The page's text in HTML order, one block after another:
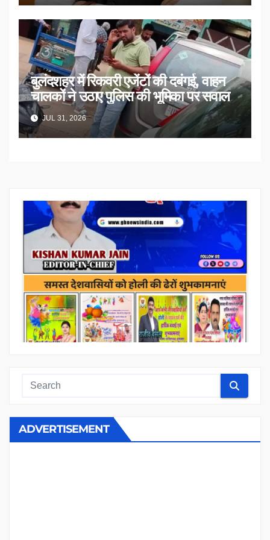
बुलंदशहर में रिकवरी एजेंटों की दबंगई, वाहन
चालकों ने उठाए पुलिस की भूमिका पर सवाल
JUL 31, 2026
ADVERTISEMENT